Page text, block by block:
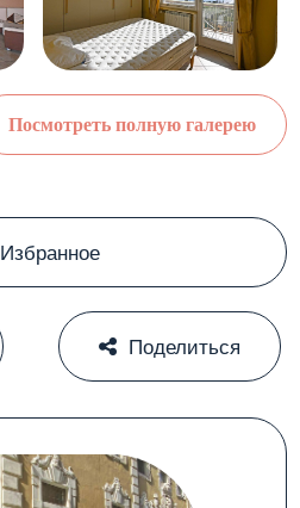
Посмотреть полную галерею
Избранное
Поделиться